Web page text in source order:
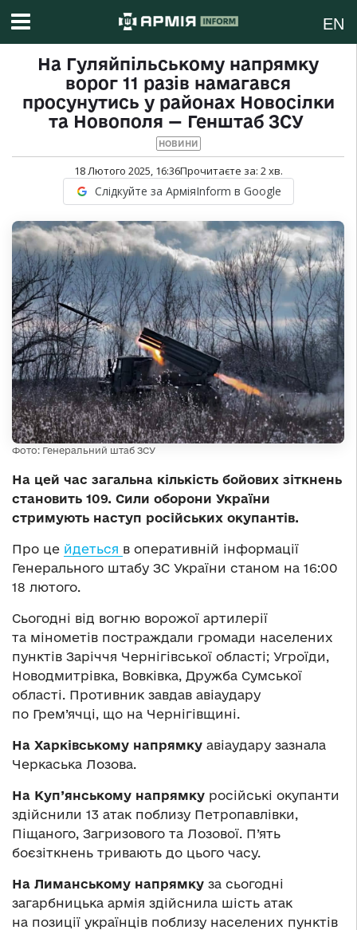
EN
На Гуляйпільському напрямку
ворог 11 разів намагався
просунутись у районах Новосілки
та Новополя — Генштаб ЗСУ
НОВИНИ
18 Лютого 2025, 16:36Прочитаєте за: 2хв.
Слідкуйте за АрміяInform в Google
Фото: Генеральний штаб ЗСУ
На цей час загальна кількість бойових зіткнень
становить 109. Сили оборони України
стримують наступ російських окупантів.
Про це йдеться в оперативній інформації
Генерального штабу ЗС України станом на 16:00
18 лютого.
Сьогодні від вогню ворожої артилерії
та мінометів постраждали громади населених
пунктів Заріччя Чернігівської області; Угроїди,
Новодмитрівка, Вовківка, Дружба Сумської
області. Противник завдав авіаудару
по Грем’ячці, що на Чернігівщині.
На Харківському напрямку авіаудару зазнала
Черкаська Лозова.
На Куп’янському напрямку російські окупанти
здійснили 13 атак поблизу Петропавлівки,
Піщаного, Загризового та Лозової. П’ять
боєзіткнень тривають до цього часу.
На Лиманському напрямку за сьогодні
загарбницька армія здійснила шість атак
на позиції українців поблизу населених пунктів